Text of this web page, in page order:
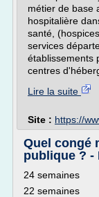
métier de base
hospitalière
santé,
services
établissements
centres
Lire la suite
Site : https://
Quel congé
publique ? -
24 semaines
22 semaines